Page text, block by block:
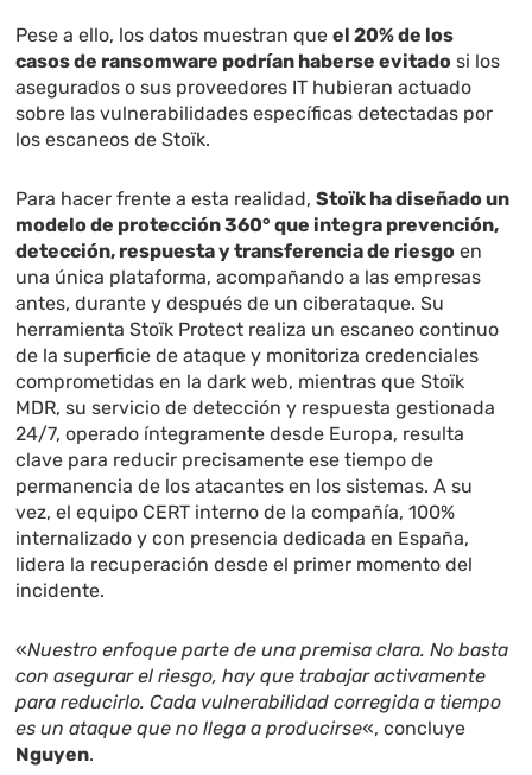
Pese a ello, los datos muestran queel 20% de los
casos de ransomware podrían haberse evitado si los
asegurados o sus proveedores IT hubieran actuado
sobre las vulnerabilidades específicas detectadas por
los escaneos de Stoïk.
Para hacer frente a esta realidad,Stoïk ha diseñado un
modelo de protección 360° que integra prevención,
detección, respuesta y transferencia de riesgo en
una única plataforma, acompañando a las empresas
antes, durante y después de un ciberataque. Su
herramienta Stoïk Protect realiza un escaneo continuo
de la superficie de ataque y monitoriza credenciales
comprometidas en la dark web, mientras que Stoïk
MDR, su servicio de detección y respuesta gestionada
24/7, operado íntegramente desde Europa, resulta
clave para reducir precisamente ese tiempo de
permanencia de los atacantes en los sistemas. A su
vez, el equipo CERT interno de la compañía, 100%
internalizado y con presencia dedicada en España,
lidera la recuperación desde el primer momento del
incidente.
«Nuestro enfoque parte de una premisa clara. No basta
con asegurar el riesgo, hay que trabajar activamente
para reducirlo. Cada vulnerabilidad corregida a tiempo
es un ataque que no llega a producirse«, concluye
Nguyen.